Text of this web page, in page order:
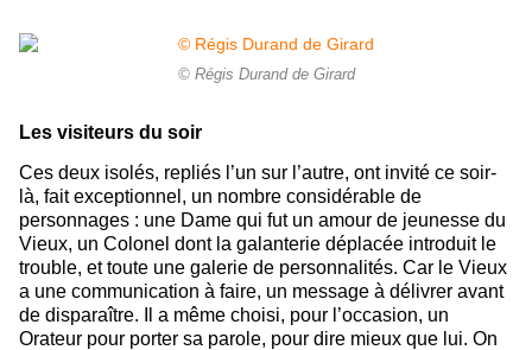
© Régis Durand de Girard
Les visiteurs du soir
Ces deux isolés, repliés l’un sur l’autre, ont invité ce soir-
là, fait exceptionnel, un nombre considérable de
personnages : une Dame qui fut un amour de jeunesse du
Vieux, un Colonel dont la galanterie déplacée introduit le
trouble, et toute une galerie de personnalités. Car le Vieux
a une communication à faire, un message à délivrer avant
de disparaître. Il a même choisi, pour l’occasion, un
Orateur pour porter sa parole, pour dire mieux que lui. On